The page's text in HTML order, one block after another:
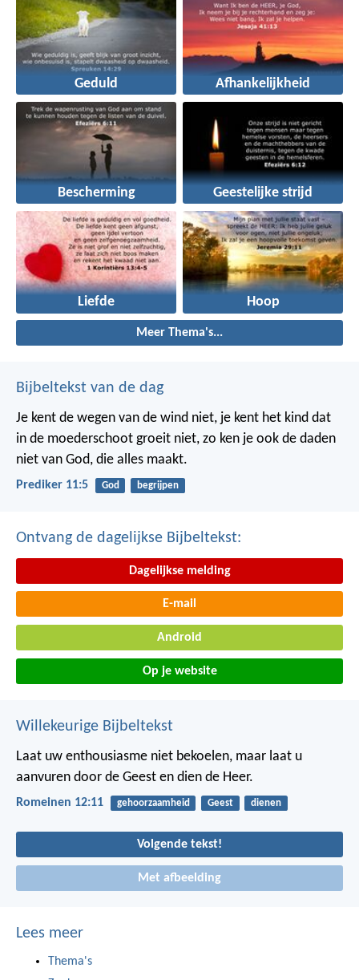
Geduld Afhankelijkheid
Bescherming Geestelijke strijd
Liefde Hoop
Meer Thema's...
Bijbeltekst van de dag
Je kent de wegen van de wind niet, je kent het kind dat
in de moederschoot groeit niet, zo ken je ook de daden
niet van God, die alles maakt.
Prediker 11:5 God begrijpen
Ontvang de dagelijkse Bijbeltekst:
Dagelijkse melding
E-mail
Android
Op je website
Willekeurige Bijbeltekst
Laat uw enthousiasme niet bekoelen, maar laat u
aanvuren door de Geest en dien de Heer.
Romeinen 12:11 gehoorzaamheid Geest dienen
Volgende tekst!
Met afbeelding
Lees meer
Thema's